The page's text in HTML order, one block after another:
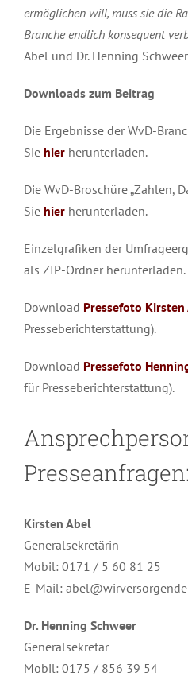
ermöglichen will, muss sie die
Branche endlich konsequent
Abel und Dr. Henning
Downloads zum Beitrag
Die Ergebnisse der WvD-
Sie hier herunterladen.
Die WvD-Broschüre „Zahlen,
Sie hier herunterladen.
Einzelgrafiken der
als ZIP-Ordner herunterladen.
Download Pressefoto Kirsten
Presseberichterstattung).
Download Pressefoto
für Presseberichterstattung).
Presseanfragen:
Kirsten Abel
Generalsekretärin
Mobil: 0171 / 5 60 81 25
E-Mail:
Dr. Henning Schweer
Generalsekretär
Mobil: 0175 / 856 39 54